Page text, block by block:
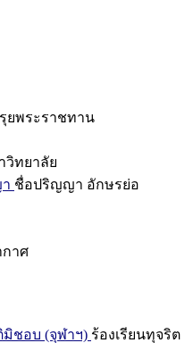
ยพระราชทาน
วิทยาลัย
ชื่อปริญญา อักษรย่อ
าศ
มิชอบ (จุฬาฯ) ร้องเรียนทุจริต